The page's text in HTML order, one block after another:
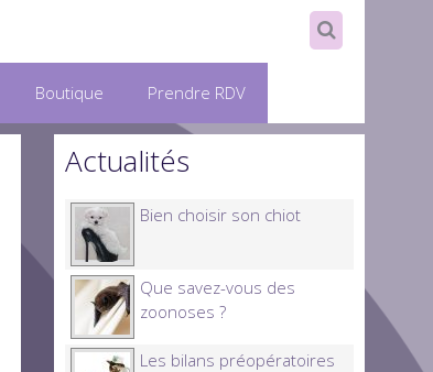
Boutique Prendre RDV
Actualités
Bien choisir son chiot
Que savez-vous des
zoonoses ?
Les bilans préopératoires